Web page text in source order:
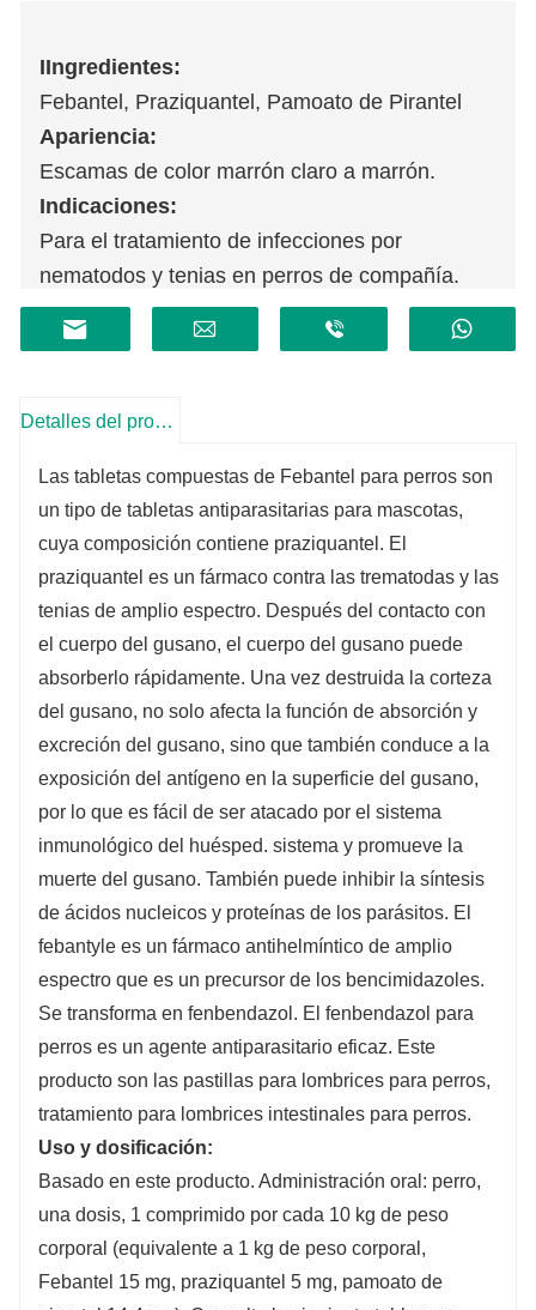
IIngredientes:
Febantel, Praziquantel, Pamoato de Pirantel
Apariencia:
Escamas de color marrón claro a marrón.
Indicaciones:
Para el tratamiento de infecciones por
nematodos y tenias en perros de compañía.
Como Toxocara canis, Ascaris canis,
Ancylocephalus canis, Ancylostoma canis,
Dipyrella, etc.Detalles del producto
Las tabletas compuestas de Febantel para perros son
un tipo de tabletas antiparasitarias para mascotas,
cuya composición contiene praziquantel. El
praziquantel es un fármaco contra las trematodas y las
tenias de amplio espectro. Después del contacto con
el cuerpo del gusano, el cuerpo del gusano puede
absorberlo rápidamente. Una vez destruida la corteza
del gusano, no solo afecta la función de absorción y
excreción del gusano, sino que también conduce a la
exposición del antígeno en la superficie del gusano,
por lo que es fácil de ser atacado por el sistema
inmunológico del huésped. sistema y promueve la
muerte del gusano. También puede inhibir la síntesis
de ácidos nucleicos y proteínas de los parásitos. El
febantyle es un fármaco antihelmíntico de amplio
espectro que es un precursor de los bencimidazoles.
Se transforma en fenbendazol. El fenbendazol para
perros es un agente antiparasitario eficaz. Este
producto son las pastillas para lombrices para perros,
tratamiento para lombrices intestinales para perros.
Uso y dosificación:
Basado en este producto. Administración oral: perro,
una dosis, 1 comprimido por cada 10 kg de peso
corporal (equivalente a 1 kg de peso corporal,
Febantel 15 mg, praziquantel 5 mg, pamoato de